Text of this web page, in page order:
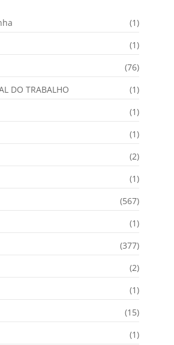
(1)
(1)
(76)
DO TRABALHO
(1)
(1)
(1)
(2)
(1)
(567)
(1)
(377)
(2)
(1)
(15)
(1)